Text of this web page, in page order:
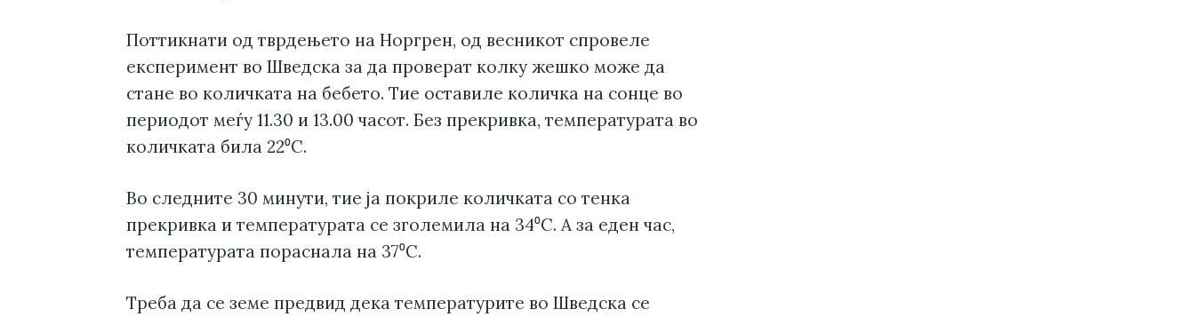
Поттикнати од тврдењето на Норгрен, од весникот спровеле
експеримент во Шведска за да проверат колку жешко може да
стане во количката на бебето. Тие оставиле количка на сонце во
периодот меѓу 11.30 и 13.00 часот. Без прекривка, температурата во
количката била 22⁰C.
Во следните 30 минути, тие ја покриле количката со тенка
прекривка и температурата се зголемила на 34⁰C. А за еден час,
температурата пораснала на 37⁰C.
Треба да се земе предвид дека температурите во Шведска се